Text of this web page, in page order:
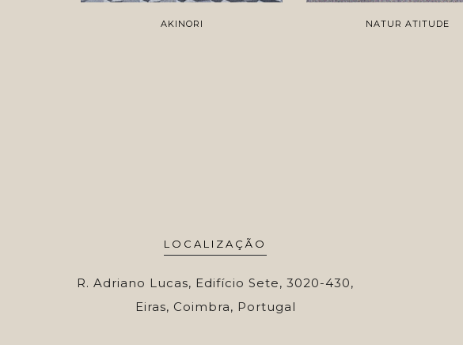
AKINORI NATUR ATITUDE
LOCALIZAÇÃO
R. Adriano Lucas, Edifício Sete, 3020-430,
Eiras, Coimbra, Portugal